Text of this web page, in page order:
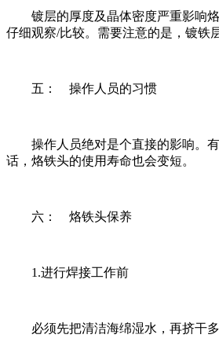
镀层的厚度及晶体密度严重影响烙
仔细观察/比较。需要注意的是，镀铁
五： 操作人员的习惯
操作人员绝对是个直接的影响。有
话，烙铁头的使用寿命也会变短。
六： 烙铁头保养
1.进行焊接工作前
必须先把清洁海绵湿水，再挤干多